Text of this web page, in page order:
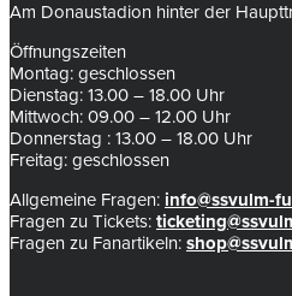
Am Donaustadion hinter der
Öffnungszeiten
Montag: geschlossen
Dienstag: 13.00 – 18.00 Uhr
Mittwoch: 09.00 – 12.00 Uhr
Donnerstag : 13.00 – 18.00 Uhr
Freitag: geschlossen
Allgemeine Fragen: info@ssvulm-
Fragen zu Tickets:
Fragen zu Fanartikeln: